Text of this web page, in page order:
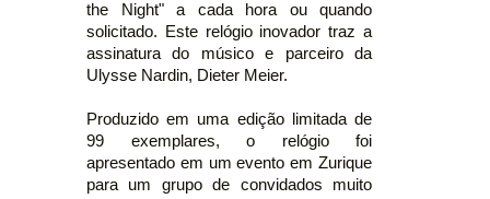
the Night" a cada hora ou quando
solicitado. Este relógio inovador traz a
assinatura do músico e parceiro da
Ulysse Nardin, Dieter Meier.
Produzido em uma edição limitada de
99 exemplares, o relógio foi
apresentado em um evento em Zurique
para um grupo de convidados muito